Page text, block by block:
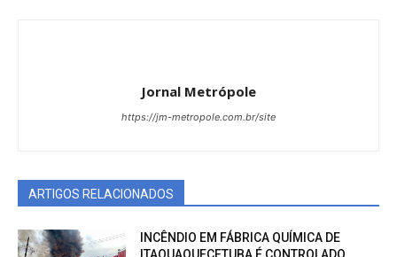
Jornal Metrópole
https://jm-metropole.com.br/site
ARTIGOS RELACIONADOS
INCÊNDIO EM FÁBRICA QUÍMICA DE